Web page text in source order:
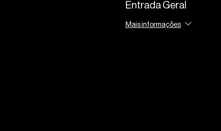
Entrada Geral
Mais informações